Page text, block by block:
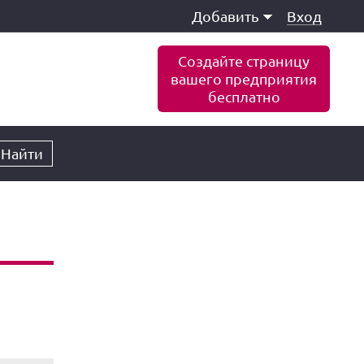
Добавить Вход
Создайте страницу
вашего предприятия
бесплатно
Найти